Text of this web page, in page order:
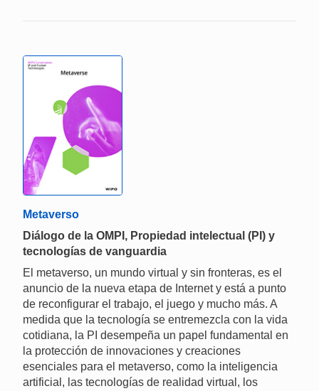
Metaverso
Diálogo de la OMPI, Propiedad intelectual (PI) y
tecnologías de vanguardia
El metaverso, un mundo virtual y sin fronteras, es el
anuncio de la nueva etapa de Internet y está a punto
de reconfigurar el trabajo, el juego y mucho más. A
medida que la tecnología se entremezcla con la vida
cotidiana, la PI desempeña un papel fundamental en
la protección de innovaciones y creaciones
esenciales para el metaverso, como la inteligencia
artificial, las tecnologías de realidad virtual, los